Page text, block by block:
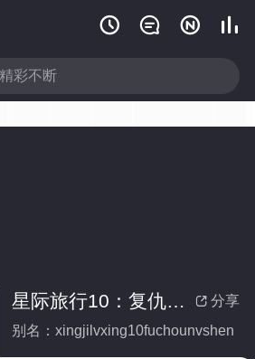
   
 分享
星际旅行10：复仇女神
别名：xingjilvxing10fuchounvshen